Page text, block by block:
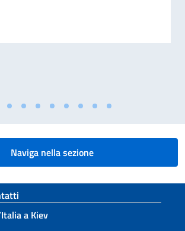
Elettronica (CIE): al via il rilascio presso
Naviga nella sezione
footer
a Kiev